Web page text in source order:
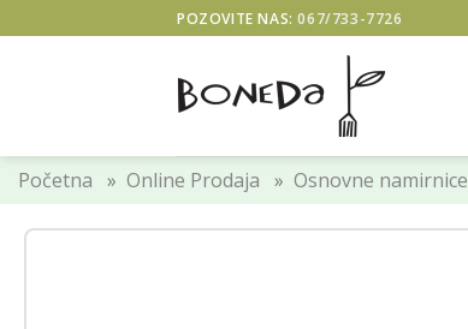
to
POZOVITE NAS:067/733-7726
Početna » Online Prodaja » Osnovne namirnice